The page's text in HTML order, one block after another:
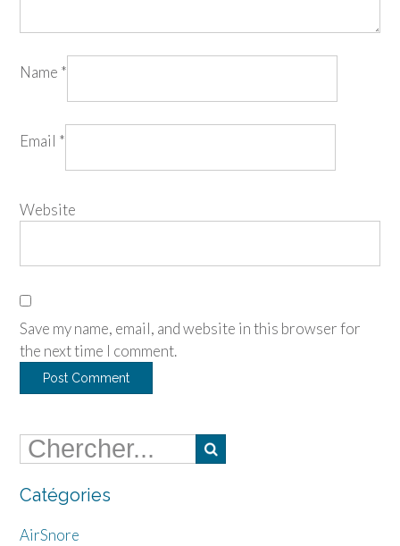
Name *
Email *
Website
Save my name, email, and website in this browser for
the next time I comment.
Catégories
AirSnore